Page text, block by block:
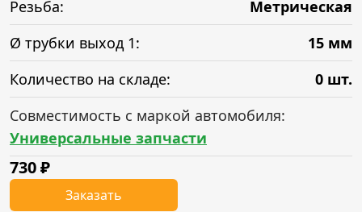
Резьба:
Метрическая
Ø трубки выход 1:
15 мм
Количество на складе:
0 шт.
Совместимость с маркой автомобиля:
Универсальные запчасти
730₽
Заказать